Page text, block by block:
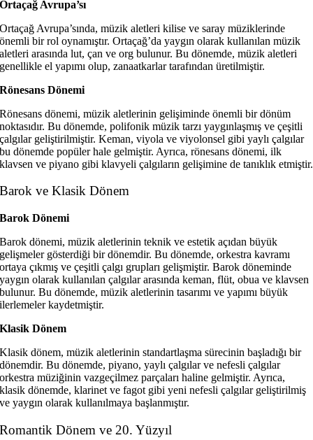
Ortaçağ Avrupa’sı
Ortaçağ Avrupa’sında, müzik aletleri kilise ve saray müziklerinde
önemli bir rol oynamıştır. Ortaçağ’da yaygın olarak kullanılan müzik
aletleri arasında lut, çan ve org bulunur. Bu dönemde, müzik aletleri
genellikle el yapımı olup, zanaatkarlar tarafından üretilmiştir.
Rönesans Dönemi
Rönesans dönemi, müzik aletlerinin gelişiminde önemli bir dönüm
noktasıdır. Bu dönemde, polifonik müzik tarzı yaygınlaşmış ve çeşitli
çalgılar geliştirilmiştir. Keman, viyola ve viyolonsel gibi yaylı çalgılar
bu dönemde popüler hale gelmiştir. Ayrıca, rönesans dönemi, ilk
klavsen ve piyano gibi klavyeli çalgıların gelişimine de tanıklık etmiştir.
Barok ve Klasik Dönem
Barok Dönemi
Barok dönemi, müzik aletlerinin teknik ve estetik açıdan büyük
gelişmeler gösterdiği bir dönemdir. Bu dönemde, orkestra kavramı
ortaya çıkmış ve çeşitli çalgı grupları gelişmiştir. Barok döneminde
yaygın olarak kullanılan çalgılar arasında keman, flüt, obua ve klavsen
bulunur. Bu dönemde, müzik aletlerinin tasarımı ve yapımı büyük
ilerlemeler kaydetmiştir.
Klasik Dönem
Klasik dönem, müzik aletlerinin standartlaşma sürecinin başladığı bir
dönemdir. Bu dönemde, piyano, yaylı çalgılar ve nefesli çalgılar
orkestra müziğinin vazgeçilmez parçaları haline gelmiştir. Ayrıca,
klasik dönemde, klarinet ve fagot gibi yeni nefesli çalgılar geliştirilmiş
ve yaygın olarak kullanılmaya başlanmıştır.
Romantik Dönem ve 20. Yüzyıl